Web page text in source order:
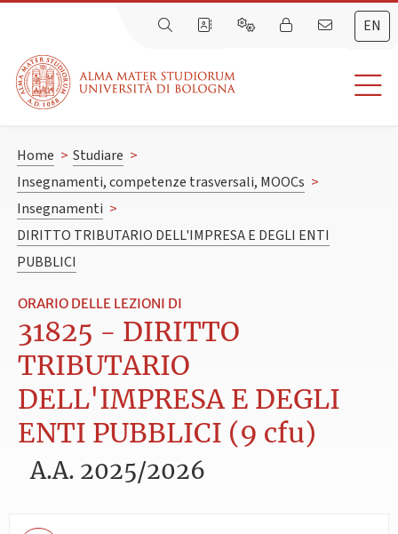
EN
Home > Studiare >
Insegnamenti, competenze trasversali, MOOCs >
Insegnamenti >
DIRITTO TRIBUTARIO DELL'IMPRESA E DEGLI ENTI
PUBBLICI
ORARIO DELLE LEZIONI DI
31825 - DIRITTO
TRIBUTARIO
DELL'IMPRESA E DEGLI
ENTI PUBBLICI (9 cfu)
A.A. 2025/2026